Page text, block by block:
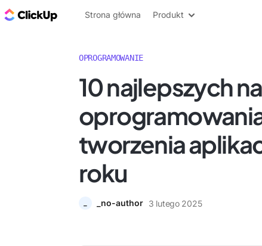
ClickUp Blog
Strona główna Produkt
OPROGRAMOWANIE
10 najlepszych
tworzenia
roku
_no-author 3 lutego 2025